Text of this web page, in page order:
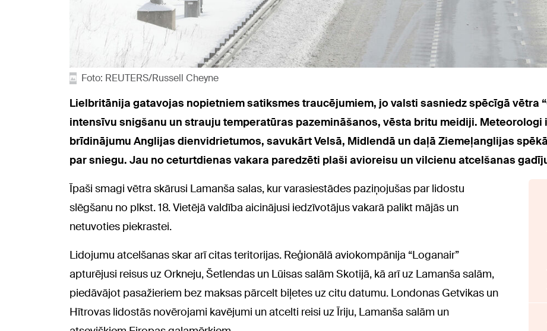
Foto: REUTERS/Russell Cheyne
Lielbritānija gatavojas nopietniem satiksmes traucējumiem, jo valsti sasniedz spēcīgā vētra
intensīvu snigšanu un strauju temperatūras pazemināšanos, vēsta britu meidiji.
brīdinājumu Anglijas dienvidrietumos, savukārt Velsā, Midlendā un daļā Ziemeļanglijas
par sniegu. Jau no ceturtdienas vakara paredzēti plaši avioreisu un vilcienu atcelšanas
Īpaši smagi vētra skārusi Lamanša salas, kur varasiestādes paziņojušas par lidostu
slēgšanu no plkst. 18. Vietējā valdība aicinājusi iedzīvotājus vakarā palikt mājās un
netuvoties piekrastei.
Lidojumu atcelšanas skar arī citas teritorijas. Reģionālā aviokompānija “Loganair”
apturējusi reisus uz Orkneju, Šetlendas un Lūisas salām Skotijā, kā arī uz Lamanša salām,
piedāvājot pasažieriem bez maksas pārcelt biļetes uz citu datumu. Londonas Getvikas un
Hītrovas lidostās novērojami kavējumi un atcelti reisi uz Īriju, Lamanša salām un